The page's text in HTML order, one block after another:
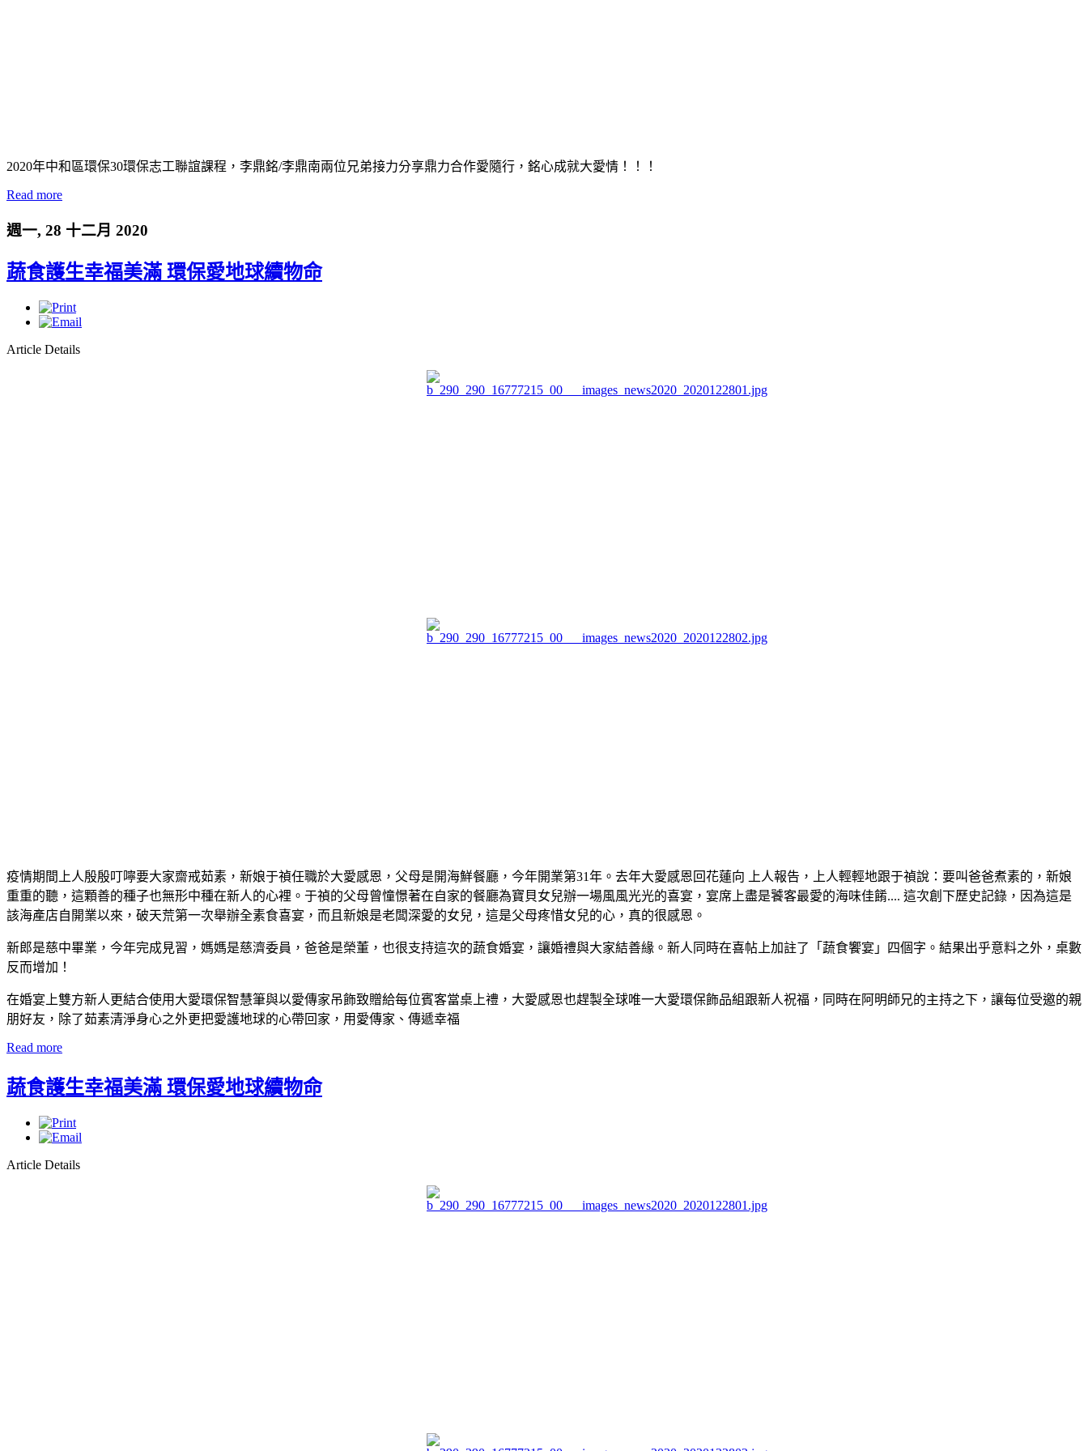
2020年中和區環保30環保志工聯誼課程，李鼎銘/李鼎南兩位兄弟接力分享鼎力合作愛隨行，銘心成就大愛情！！！
Read more
週一, 28 十二月 2020
蔬食護生幸福美滿 環保愛地球續物命
Article Details
疫情期間上人殷殷叮嚀要大家齋戒茹素，新娘于禎任職於大愛感恩，父母是開海鮮餐廳，今年開業第31年。去年大愛感恩回花蓮向 上人報告，上人輕輕地跟于禎說：要叫爸爸煮素的，新娘
重重的聽，這顆善的種子也無形中種在新人的心裡。于禎的父母曾憧憬著在自家的餐廳為寶貝女兒辦一場風風光光的喜宴，宴席上盡是饕客最愛的海味佳餚.... 這次創下歷史記錄，因為這是
該海產店自開業以來，破天荒第一次舉辦全素食喜宴，而且新娘是老闆深愛的女兒，這是父母疼惜女兒的心，真的很感恩。
新郎是慈中畢業，今年完成見習，媽媽是慈濟委員，爸爸是榮董，也很支持這次的蔬食婚宴，讓婚禮與大家結善緣。新人同時在喜帖上加註了「蔬食饗宴」四個字。結果出乎意料之外，桌數
反而增加！
在婚宴上雙方新人更結合使用大愛環保智慧筆與以愛傳家吊飾致贈給每位賓客當桌上禮，大愛感恩也趕製全球唯一大愛環保飾品組跟新人祝福，同時在阿明師兄的主持之下，讓每位受邀的親
朋好友，除了茹素清淨身心之外更把愛護地球的心帶回家，用愛傳家、傳遞幸福
Read more
蔬食護生幸福美滿 環保愛地球續物命
Article Details